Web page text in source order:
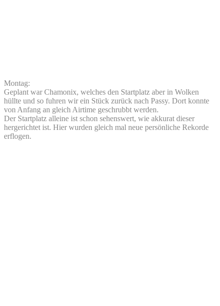
Montag:
Geplant war Chamonix, welches den Startplatz aber in Wolken
hüllte und so fuhren wir ein Stück zurück nach Passy. Dort konnte
von Anfang an gleich Airtime geschrubbt werden.
Der Startplatz alleine ist schon sehenswert, wie akkurat dieser
hergerichtet ist. Hier wurden gleich mal neue persönliche Rekorde
erflogen.